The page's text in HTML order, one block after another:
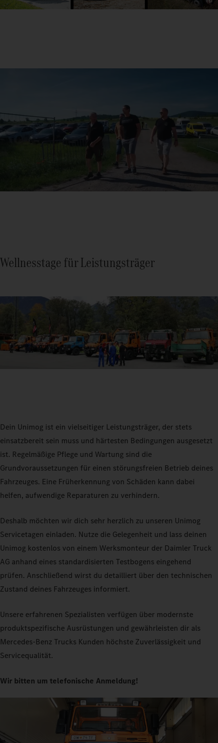
Wellnesstage für Leistungsträger
Dein Unimog ist ein vielseitiger Leistungsträger, der stets
einsatzbereit sein muss und härtesten Bedingungen ausgesetzt
ist. Regelmäßige Pflege und Wartung sind die
Grundvoraussetzungen für einen störungsfreien Betrieb deines
Fahrzeuges. Eine Früherkennung von Schäden kann dabei
helfen, aufwendige Reparaturen zu verhindern.
Deshalb möchten wir dich sehr herzlich zu unseren Unimog
Servicetagen einladen. Nutze die Gelegenheit und lass deinen
Unimog kostenlos von einem Werksmonteur der Daimler Truck
AG anhand eines standardisierten Testbogens eingehend
prüfen. Anschließend wirst du detailliert über den technischen
Zustand deines Fahrzeuges informiert.
Unsere erfahrenen Spezialisten verfügen über modernste
produktspezifische Ausrüstungen und gewährleisten dir als
Mercedes‑Benz Trucks Kunden höchste Zuverlässigkeit und
Servicequalität.
Wir bitten um telefonische Anmeldung!